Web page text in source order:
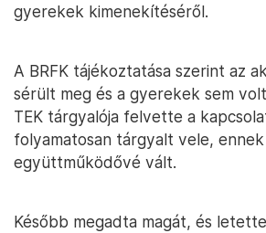
gyerekek kimenekítéséről.
A BRFK tájékoztatása szerint az
sérült meg és a gyerekek sem
TEK tárgyalója felvette a
folyamatosan tárgyalt vele,
együttműködővé vált.
Később megadta magát, és